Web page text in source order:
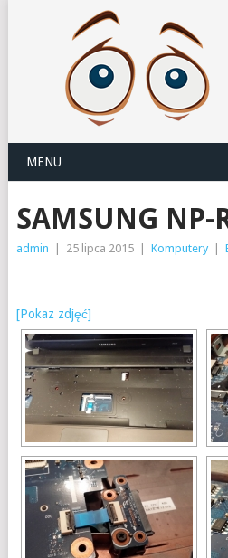
MENU
SAMSUNG NP-
admin 25 lipca 2015 Komputery
[Pokaz zdjęć]